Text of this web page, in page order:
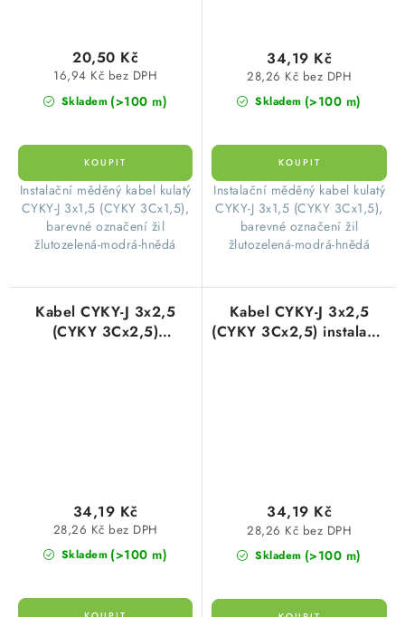
Skladem (>100 m)
16,94 Kč bez DPH
20,50 Kč
​Instalační měděný kabel kulatý
CYKY-J 3x1,5 (CYKY 3Cx1,5),
barevné označení žil
žlutozelená-modrá-hnědá
Skladem (>100 m)
28,26 Kč bez DPH
34,19 Kč
​Instalační měděný kabel kulatý
CYKY-J 3x1,5 (CYKY 3Cx1,5),
barevné označení žil
žlutozelená-modrá-hnědá
Kabel CYKY-J 3x2,5
(CYKY 3Cx2,5)
Skladem (>100 m)
28,26 Kč bez DPH
34,19 Kč
Kabel CYKY-J 3x2,5
(CYKY 3Cx2,5) instalační
Skladem (>100 m)
28,26 Kč bez DPH
34,19 Kč